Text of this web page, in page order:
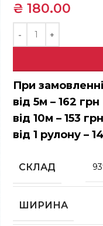
₴ 180.00
При
від 5м – 162 грн
від 10м – 153 грн
від 1 рулону –
СКЛАД
ШИРИНА